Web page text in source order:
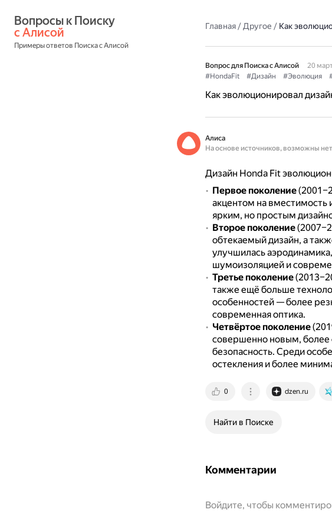
с Алисой
Примеры ответов Поиска с Алисой
Главная/Другое / Как
Вопрос для Поиска с Алисой
20
#HondaFit
#Дизайн #Эволюция
Как эволюционировал
Алиса
На основе источников, возможны
Дизайн Honda Fit
Первое поколение
акцентом на вместимость
ярким, но простым
Второе поколение
обтекаемый дизайн, а
улучшилась
шумоизоляцией и
Третье поколение
также ещё больше
особенностей — более
современная оптика.
Четвёртое поколение
совершенно новым, более
безопасность. Среди
остекления и более
0 dzen.ru
Найти в Поиске
Комментарии
Войдите, чтобы